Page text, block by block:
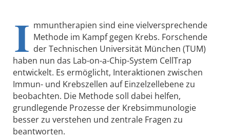
I mmuntherapien sind eine vielversprechende
Methode im Kampf gegen Krebs. Forschende
der Technischen Universität München (TUM)
haben nun das Lab-on-a-Chip-System CellTrap
entwickelt. Es ermöglicht, Interaktionen zwischen
Immun- und Krebszellen auf Einzelzellebene zu
beobachten. Die Methode soll dabei helfen,
grundlegende Prozesse der Krebsimmunologie
besser zu verstehen und zentrale Fragen zu
beantworten.